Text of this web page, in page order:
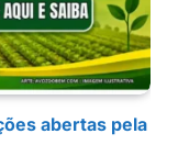
abertas pela